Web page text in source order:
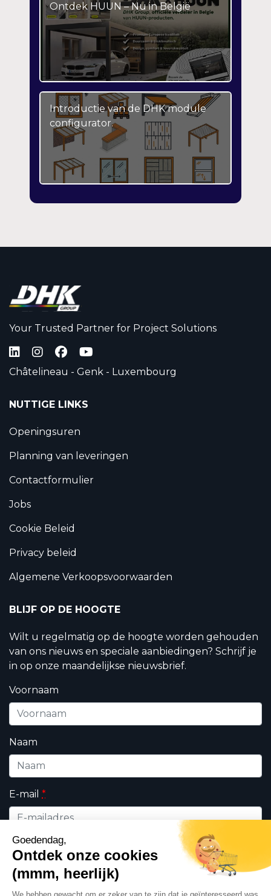
Ontdek HUUN – Nu in België
Introductie van de DHK module
configurator.
Your Trusted Partner for Project Solutions
Châtelineau - Genk - Luxembourg
NUTTIGE LINKS
Openingsuren
Planning van leveringen
Contactformulier
Jobs
Cookie Beleid
Privacy beleid
Algemene Verkoopsvoorwaarden
BLIJF OP DE HOOGTE
Wilt u regelmatig op de hoogte worden gehouden
van ons nieuws en speciale aanbiedingen? Schrijf je
in op onze maandelijkse nieuwsbrief.
Voornaam
Naam
E-mail *
Wie bent u ?
Ik geef DHK toestemming om de op dit formulier